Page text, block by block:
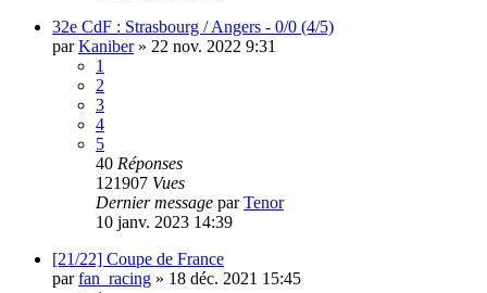
32e CdF : Strasbourg / Angers - 0/0 (4/5)
parKaniber» 22 nov. 2022 9:31
1
2
3
4
5
40 Réponses
121907 Vues
Dernier message parTenor
10 janv. 2023 14:39
[21/22] Coupe de France
parfan_racing » 18 déc. 2021 15:45